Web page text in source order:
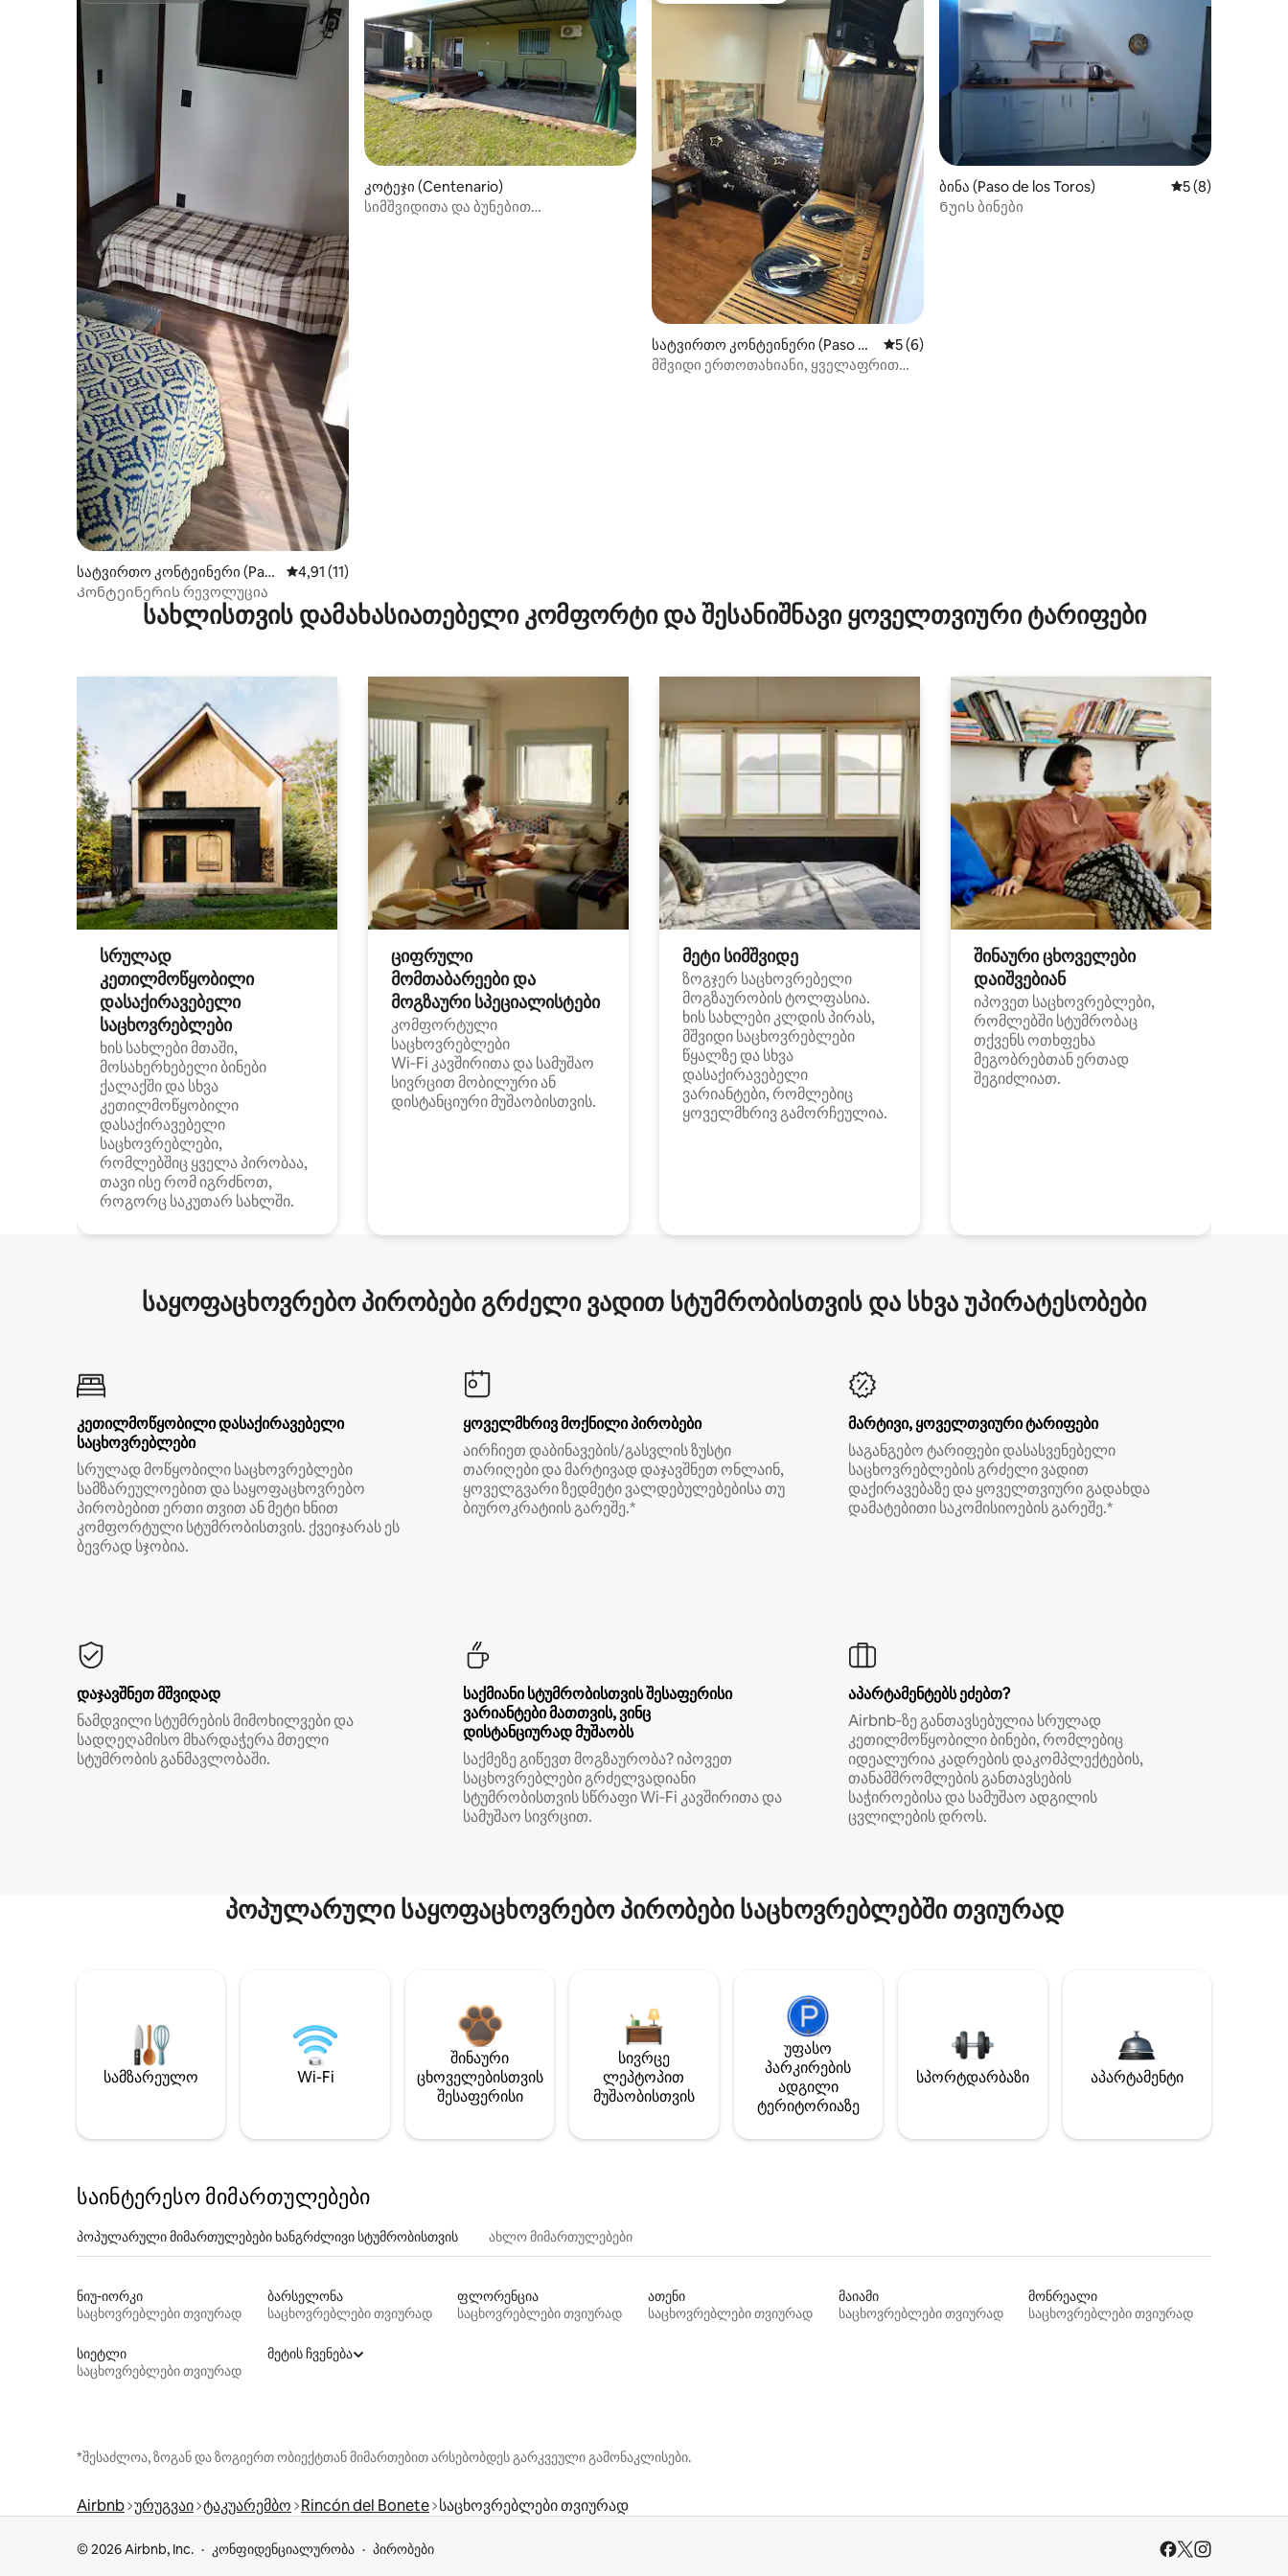
სატვირთო კონტეინერი (Pas
o de los Toros)
საშუალო შეფასებაა 5‑დან 4,91, 11 მიმოხილვა
4,91 (11)
Კონტეინერის რევოლუცია
კოტეჯი (Centenario)
სიმშვიდითა და ბუნებით
სატვირთო კონტეინერი (Paso de
los Toros)
საშუალო შეფასებაა 5‑დან 5, 6 მიმოხილვა
5 (6)
მშვიდი ერთოთახიანი, ყველაფრით
ბინა (Paso de los Toros) საშუალო
5 (8)
Ნუის ბინები
სახლისთვის დამახასიათებელი კომფორტი და შესანიშნავი ყოველთვიური ტარიფები
სრულად
კეთილმოწყობილი
დასაქირავებელი
საცხოვრებლები
ხის სახლები მთაში,
მოსახერხებელი ბინები
ქალაქში და სხვა
კეთილმოწყობილი
დასაქირავებელი
საცხოვრებლები,
რომლებშიც ყველა პირობაა,
თავი ისე რომ იგრძნოთ,
როგორც საკუთარ სახლში.
ციფრული
მომთაბარეები და
მოგზაური სპეციალისტები
კომფორტული
საცხოვრებლები
Wi‑Fi კავშირითა და სამუშაო
სივრცით მობილური ან
დისტანციური მუშაობისთვის.
მეტი სიმშვიდე
ზოგჯერ საცხოვრებელი
მოგზაურობის ტოლფასია.
ხის სახლები კლდის პირას,
მშვიდი საცხოვრებლები
წყალზე და სხვა
დასაქირავებელი
ვარიანტები, რომლებიც
ყოველმხრივ გამორჩეულია.
შინაური ცხოველები
დაიშვებიან
იპოვეთ საცხოვრებლები,
რომლებში სტუმრობაც
თქვენს ოთხფეხა
მეგობრებთან ერთად
შეგიძლიათ.
საყოფაცხოვრებო პირობები გრძელი ვადით სტუმრობისთვის და სხვა უპირატესობები
კეთილმოწყობილი დასაქირავებელი
საცხოვრებლები
სრულად მოწყობილი საცხოვრებლები
სამზარეულოებით და საყოფაცხოვრებო
პირობებით ერთი თვით ან მეტი ხნით
კომფორტული სტუმრობისთვის. ქვეიჯარას ეს
ბევრად სჯობია.
ყოველმხრივ მოქნილი პირობები
აირჩიეთ დაბინავების/გასვლის ზუსტი
თარიღები და მარტივად დაჯავშნეთ ონლაინ,
ყოველგვარი ზედმეტი ვალდებულებებისა თუ
ბიუროკრატიის გარეშე.*
მარტივი, ყოველთვიური ტარიფები
საგანგებო ტარიფები დასასვენებელი
საცხოვრებლების გრძელი ვადით
დაქირავებაზე და ყოველთვიური გადახდა
დამატებითი საკომისიოების გარეშე.*
დაჯავშნეთ მშვიდად
ნამდვილი სტუმრების მიმოხილვები და
სადღეღამისო მხარდაჭერა მთელი
სტუმრობის განმავლობაში.
საქმიანი სტუმრობისთვის შესაფერისი
ვარიანტები მათთვის, ვინც
დისტანციურად მუშაობს
საქმეზე გიწევთ მოგზაურობა? იპოვეთ
საცხოვრებლები გრძელვადიანი
სტუმრობისთვის სწრაფი Wi‑Fi კავშირითა და
სამუშაო სივრცით.
აპარტამენტებს ეძებთ?
Airbnb‑ზე განთავსებულია სრულად
კეთილმოწყობილი ბინები, რომლებიც
იდეალურია კადრების დაკომპლექტების,
თანამშრომლების განთავსების
საჭიროებისა და სამუშაო ადგილის
ცვლილების დროს.
პოპულარული საყოფაცხოვრებო პირობები საცხოვრებლებში თვიურად
სამზარეულო Wi-Fi
შინაური
ცხოველებისთვის
შესაფერისი
სივრცე
ლეპტოპით
მუშაობისთვის
უფასო
პარკირების
ადგილი
ტერიტორიაზე
სპორტდარბაზი აპარტამენტი
საინტერესო მიმართულებები
პოპულარული მიმართულებები ხანგრძლივი სტუმრობისთვის ახლო მიმართულებები
ნიუ-იორკი
საცხოვრებლები თვიურად
ბარსელონა
საცხოვრებლები თვიურად
ფლორენცია
საცხოვრებლები თვიურად
ათენი
საცხოვრებლები თვიურად
მაიამი
საცხოვრებლები თვიურად
მონრეალი
საცხოვრებლები თვიურად
სიეტლი
საცხოვრებლები თვიურად
მეტის ჩვენება
*შესაძლოა, ზოგან და ზოგიერთ ობიექტთან მიმართებით არსებობდეს გარკვეული გამონაკლისები.
Airbnb ურუგვაი ტაკუარემბო Rincón del Bonete საცხოვრებლები თვიურად
© 2026 Airbnb, Inc. კონფიდენციალურობა პირობები